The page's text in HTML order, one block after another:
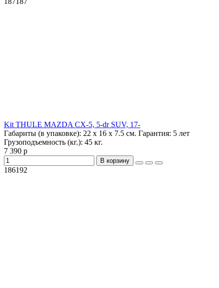
Kit THULE MAZDA CX-5, 5-dr SUV, 17-
Габариты (в упаковке): 22 х 16 х 7.5 см. Гарантия: 5 лет
Грузоподъемность (кг.): 45 кг.
7 390 р
В корзину
186192